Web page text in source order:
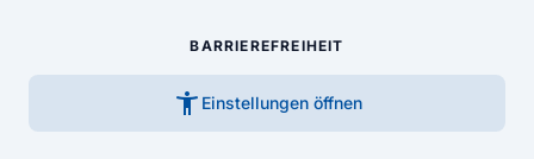
BARRIEREFREIHEIT
accessibility_new Einstellungen öffnen